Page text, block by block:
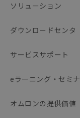
ソリューション
ダウンロードセンタ
サービスサポート
eラーニング・セミナ
オムロンの提供価値